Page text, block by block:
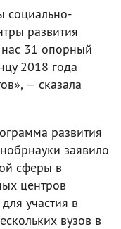
социально-
развития
31 опорный
2018 года
— сказала
развития
заявило
сферы в
центров
участия в
вузов в